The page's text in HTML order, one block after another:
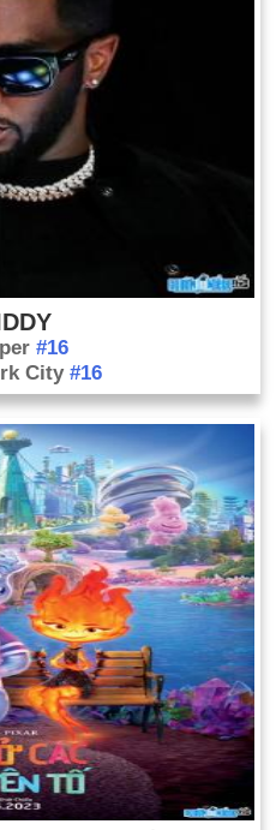
#16
City #16